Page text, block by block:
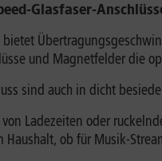
Glasfaser-
bietet
und Magnetfelder die
sind auch in dicht
Ladezeiten oder
ob für Musik-